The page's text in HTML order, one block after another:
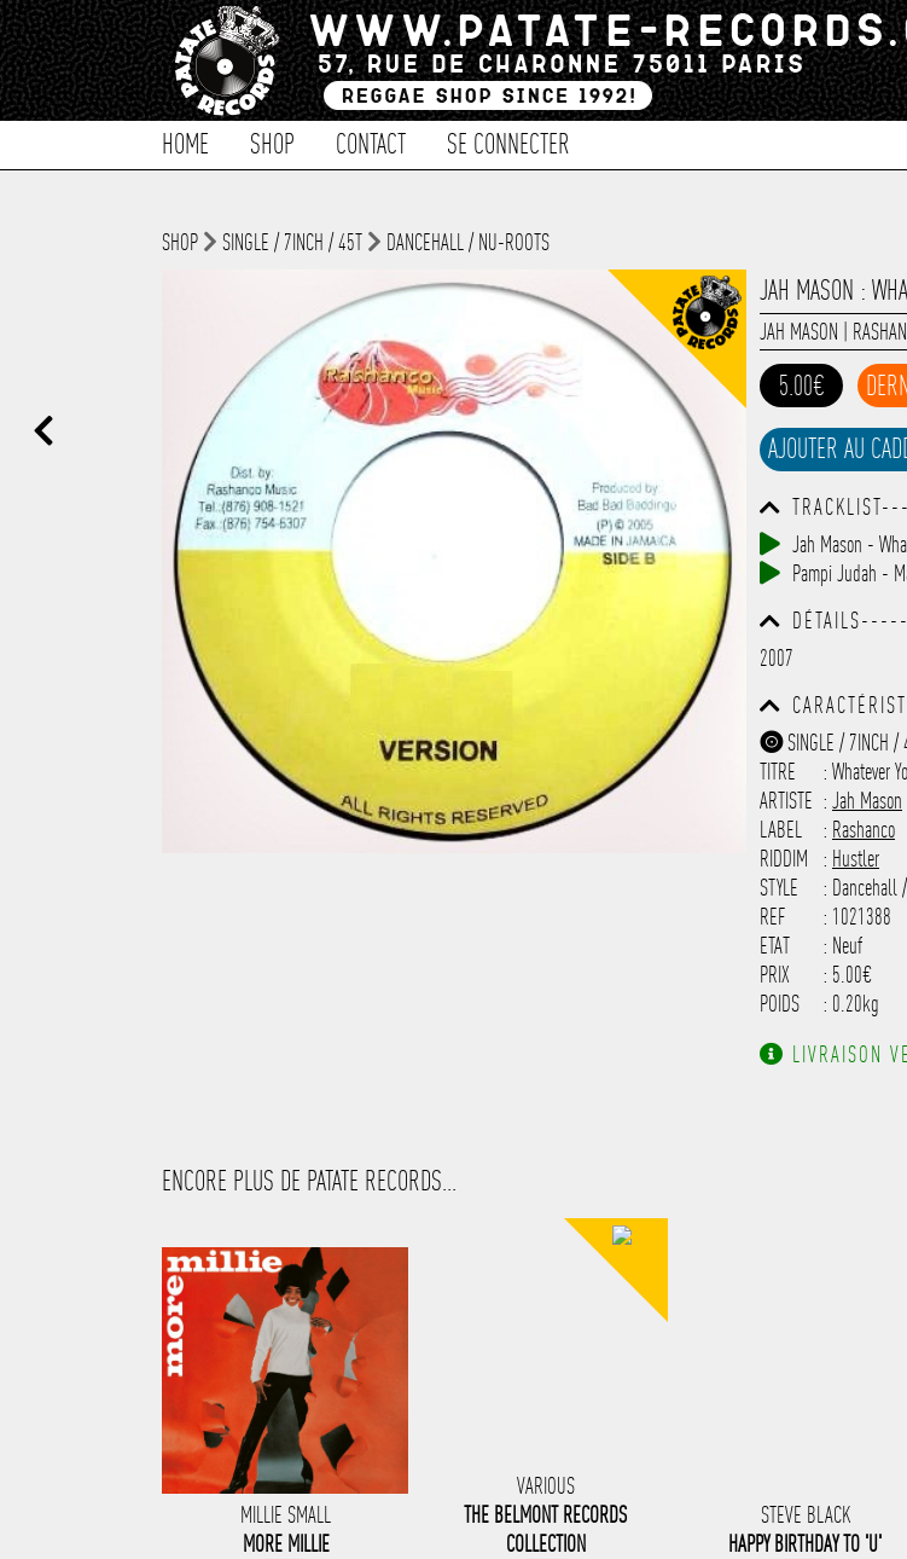
HOME SHOP CONTACT SE CONNECTER
SHOP SINGLE / 7INCH / 45T DANCEHALL / NU-ROOTS
JAH MASON :
JAH MASON
5.00€
AJOUTER AU
-----------
Jah Mason -
Pampi Judah -
---------
2007
SINGLE / 7INCH /
TITRE
: Whatever
ARTISTE : Jah Mason
LABEL
: Rashanco
RIDDIM
: Hustler
STYLE
: Dancehall
REF
: 1021388
ETAT
: Neuf
PRIX
: 5.00€
POIDS
: 0.20kg
LIVRAISON
ENCORE PLUS DE PATATE RECORDS...
MILLIE SMALL
MORE MILLIE
VARIOUS
THE BELMONT RECORDS
COLLECTION
STEVE BLACK
HAPPY BIRTHDAY TO 'U'